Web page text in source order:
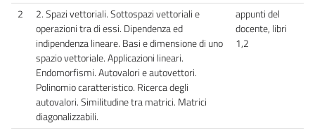
2
2. Spazi vettoriali. Sottospazi vettoriali e
operazioni tra di essi. Dipendenza ed
indipendenza lineare. Basi e dimensione di uno
spazio vettoriale. Applicazioni lineari.
Endomorfismi. Autovalori e autovettori.
Polinomio caratteristico. Ricerca degli
autovalori. Similitudine tra matrici. Matrici
diagonalizzabili.
appunti del
docente, libri
1,2